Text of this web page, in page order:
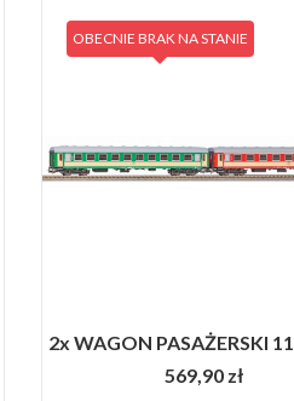
2x WAGON PASAŻERSKI
569,90 zł
OBECNIE BRAK NA STANIE